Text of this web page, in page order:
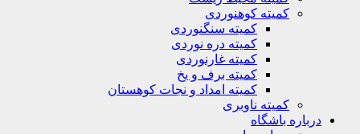
کمیته کوهنوردی
کمیته سنگنوردی
کمیته دره نوردی
کمیته غارنوردی
کمیته برف و یخ
کمیته امداد و نجات کوهستان
کمیته ناوبری
باشگاه